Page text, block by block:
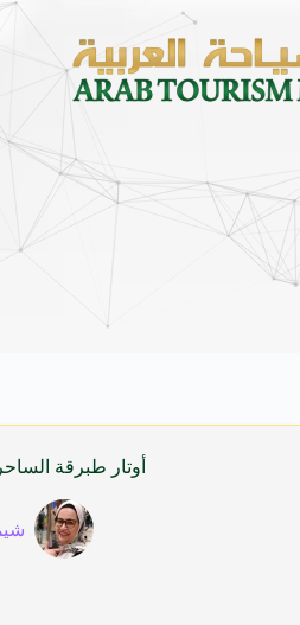
زايتشيكوف يستقبل
أوتار طبرقة